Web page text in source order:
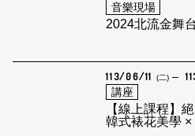
音樂現場
2024北流金舞
113/06/11 (二)
講座
【線上課程】
韓式裱花美學